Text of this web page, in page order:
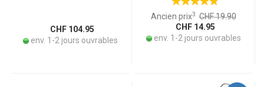
CHF 104.95
env. 1-2 jours ouvrables
Ancien prix3 CHF 19.90
CHF 14.95
env. 1-2 jours ouvrables